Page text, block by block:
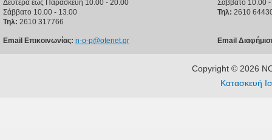
Δευτέρα έως Παρασκευή 10.00 - 20.00
Σάββατο 10.00 - 13.00
Τηλ: 2610 317766
Email Επικοινωνίας: n-o-p@otenet.gr
Σάββατο 10.00
Τηλ: 2610
Email
Copyright © 2026
Κατασκευή